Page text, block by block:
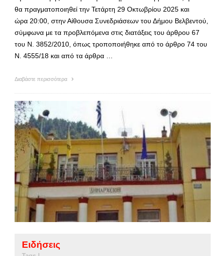
θα πραγματοποιηθεί την Τετάρτη 29 Οκτωβρίου 2025 και
ώρα 20:00, στην Αίθουσα Συνεδριάσεων του Δήμου Βελβεντού,
σύμφωνα με τα προβλεπόμενα στις διατάξεις του άρθρου 67
του Ν. 3852/2010, όπως τροποποιήθηκε από το άρθρο 74 του
N. 4555/18 και από τα άρθρα …
Διαβάστε περισσότερα
Ειδήσεις